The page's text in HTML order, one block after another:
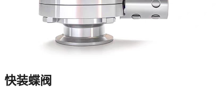
快装蝶阀